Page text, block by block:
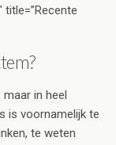
in heel
is voornamelijk te
te weten